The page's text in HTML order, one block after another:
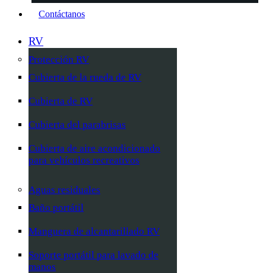
Contáctanos
RV
Protección RV
Cubierta de la rueda de RV
Cubierta de RV
Cubierta del parabrisas
Cubierta de aire acondicionado
para vehículos recreativos
Aguas residuales
Baño portátil
Manguera de alcantarillado RV
Soporte portátil para lavado de
manos